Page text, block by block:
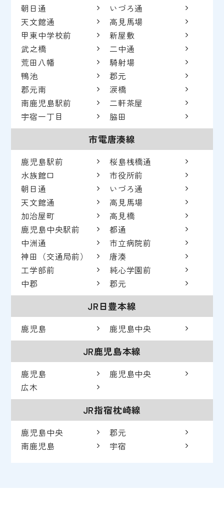
朝日通
いづろ通
天文館通
高見馬場
甲東中学校前
新屋敷
武之橋
二中通
荒田八幡
騎射場
鴨池
郡元
郡元南
涙橋
南鹿児島駅前
二軒茶屋
宇宿一丁目
脇田
市電唐湊線
鹿児島駅前
桜島桟橋通
水族館口
市役所前
朝日通
いづろ通
天文館通
高見馬場
加治屋町
高見橋
鹿児島中央駅前
都通
中洲通
市立病院前
神田（交通局前）
唐湊
工学部前
純心学園前
中郡
郡元
JR日豊本線
鹿児島 鹿児島中央
JR鹿児島本線
鹿児島
鹿児島中央
広木
JR指宿枕崎線
鹿児島中央
郡元
南鹿児島
宇宿